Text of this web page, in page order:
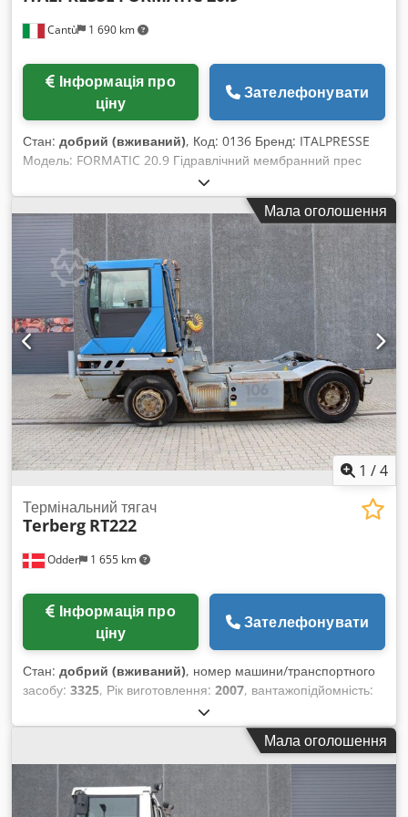
Cantù 1 690 km
ціну
Зателефонувати
Стан: добрий (вживаний), Код: 0136 Бренд: ITALPRESSE
Модель: FORMATIC 20.9 Гідравлічний мембранний прес
Двостороннє ламінування шпоном плит, профільованих або
фігурних з одного боку та плоских з іншого, для
виготовлення фільонок дверей для меблів, фасадів шухляд,
стільниць, кухонних поверхонь тощо. 3D-ламінування
пластиковими плівками (ПВХ, PPE, ABS, трансферна плівка)
плит, що мають профілювання або фігурну форму з одного
боку, для виробництва: фасадів меблів, шухляд, стільниць,
столів, кухонних поверхонь, елементів торговельного
обладнання, міжкімнатних дверей тощо. Розмір плити, мм:
2000 x 900 Просвіт (daylight), мм: 325 Dcedpfx Aspbvqveh
Hok Хід циліндра, мм: 325 Нагрівальний електрокотел, кВт:
27 Тиск: 300 т Кількість тягових циліндрів: 3 Потужність
гідравлічного агрегату, кВт: 5,5 Манометр контролю тиску
Автоматичне скидання тиску Таймер відкривання Габаритні
розміри, мм: 3300 x 1400 x 2400 (висота) Вага, кг: 8100
Мала оголошення
1 /4
Odder 1 655 km
Термінальний тягач
Terberg RT222
ціну
Зателефонувати
Стан: добрий (вживаний), номер машини/транспортного
засобу: 3325, Рік виготовлення: 2007, вантажопідйомність:
, загальна довжина:5 400 мм
2 520 мм, додаткові характеристики обладнання:
Centralized greasing system, Particle filter, Dual tread,
Warning triangle, Обладнання:освітлення, Terberg RT222
від Uniktruck Тип колеса – ведуче колесо: пневматичне Тип
колеса – кермове колесо: пневматичне Dedpfjyuibxex Ah
Мала оголошення